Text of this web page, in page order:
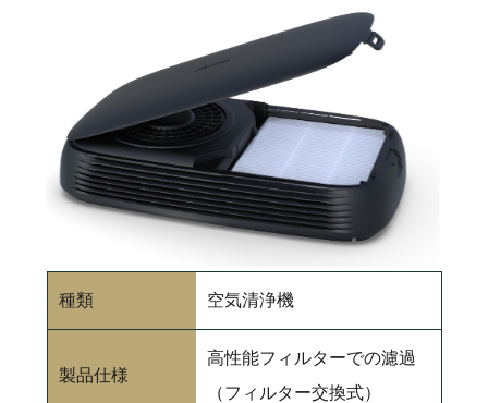
種類 空気清浄機
製品仕様
高性能フィルターでの濾過
（フィルター交換式）